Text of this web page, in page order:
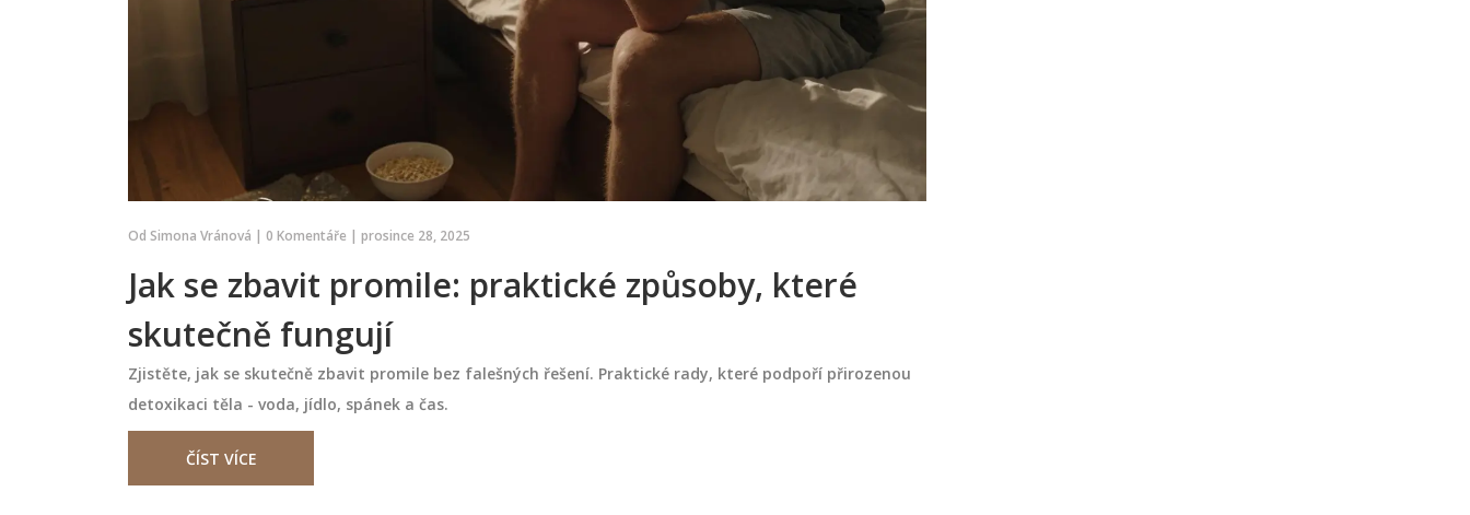
Od Simona Vránová | 0 Komentáře | prosince 28, 2025
Jak se zbavit promile: praktické způsoby, které
skutečně fungují
Zjistěte, jak se skutečně zbavit promile bez falešných řešení. Praktické rady, které podpoří přirozenou
detoxikaci těla - voda, jídlo, spánek a čas.
ČÍST VÍCE